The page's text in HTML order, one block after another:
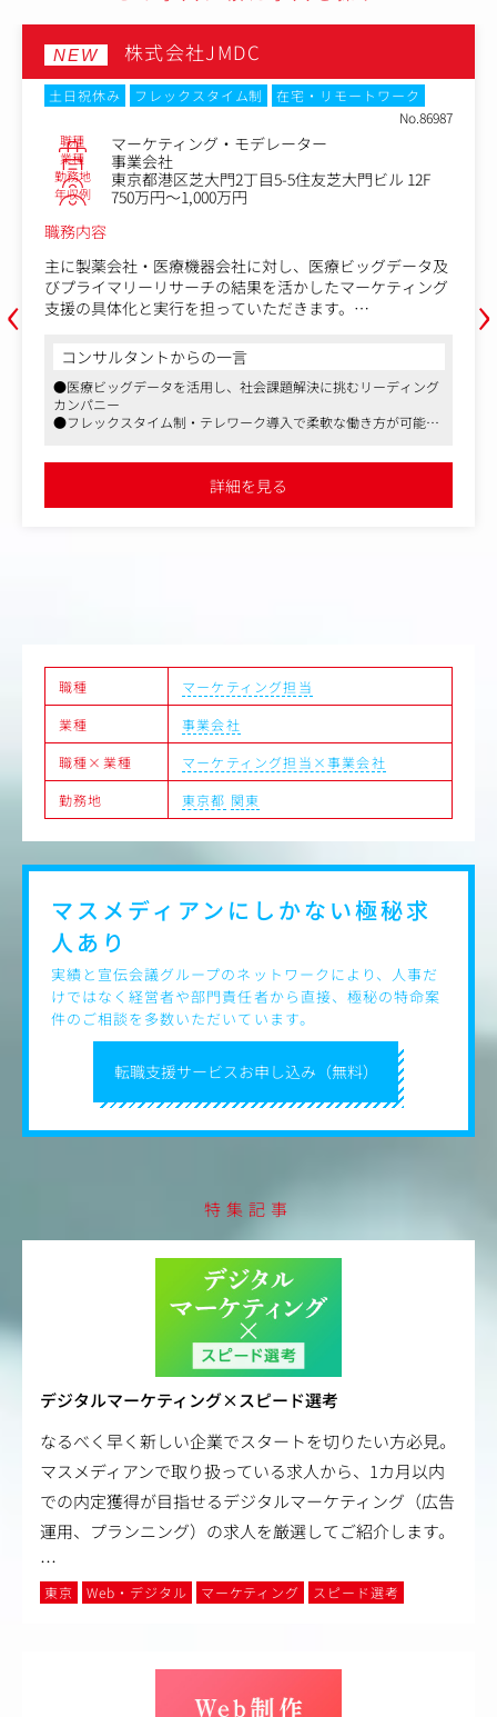
‹
NEW 株式会社JMDC
土日祝休み フレックスタイム制
在宅・リモートワーク
No.86987
職種 マーケティング・モデレーター
業種 事業会社
勤務地 東京都港区芝大門2丁目5-5住友芝大門ビル 12F
年収例
750万円～1,000万円
職務内容
主に製薬会社・医療機器会社に対し、医療ビッグデータ及
びプライマリーリサーチの結果を活かしたマーケティング
支援の具体化と実行を担っていただきます。
【具体的な業務内容】
・医師・患者を対象とした定性調査（インタビュー）の企
画設計・モデレーター
・リサーチ結果に基づくインサイト抽出および報告書作成
・医療ビッグデータ（レセプトデータ等）を活用した定性
・プロジェクトマネジメント
コンサルタントからの一言
●医療ビッグデータを活用し、社会課題解決に挑むリーディング
カンパニー
●フレックスタイム制・テレワーク導入で柔軟な働き方が可能
詳細を見る
›
職種
マーケティング担当
業種
事業会社
職種×業種
マーケティング担当×事業会社
勤務地
東京都 関東
転職支援サービスお申し込み（無料）
マスメディアンにしかない極秘求
人あり
実績と宣伝会議グループのネットワークにより、人事だ
けではなく経営者や部門責任者から直接、極秘の特命案
件のご相談を多数いただいています。
特集記事
デジタルマーケティング×スピード選考
なるべく早く新しい企業でスタートを切りたい方必見。
マスメディアンで取り扱っている求人から、1カ月以内
での内定獲得が目指せるデジタルマーケティング（広告
運用、プランニング）の求人を厳選してご紹介します。
…
東京 Web・デジタル マーケティング スピード選考